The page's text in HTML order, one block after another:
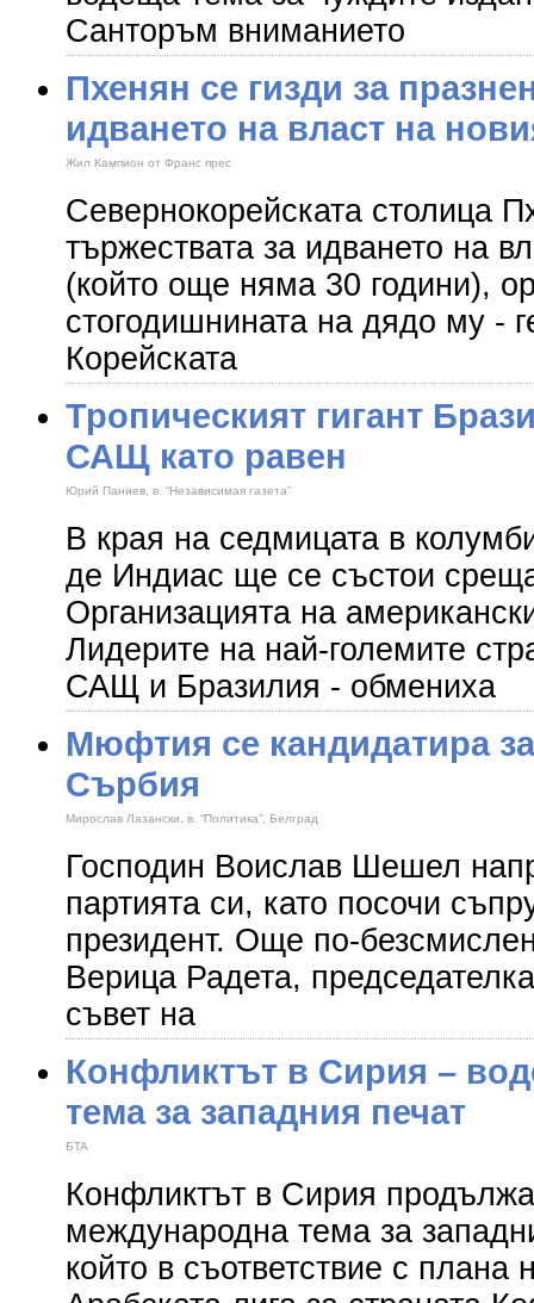
Санторъм вниманието
Пхенян се гизди за
идването на власт на
Жил Кампион от Франс прес
Севернокорейската столица
тържествата за идването на
(който още няма 30 години),
стогодишнината на дядо му -
Корейската
Тропическият гигант
САЩ като равен
Юрий Паниев, в. “Независимая газета”
В края на седмицата в
де Индиас ще се състои
Организацията на
Лидерите на най-големите
САЩ и Бразилия - обмениха
Мюфтия се кандидатира
Сърбия
Мирослав Лазански, в. “Политика”, Белград
Господин Воислав Шешел
партията си, като посочи
президент. Още по-
Верица Радета,
съвет на
Конфликтът в Сирия –
тема за западния печат
БTA
Конфликтът в Сирия
международна тема за
който в съответствие с